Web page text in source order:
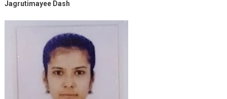
Jagrutimayee Dash